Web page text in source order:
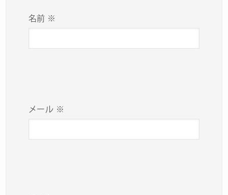
名前 ※
メール ※